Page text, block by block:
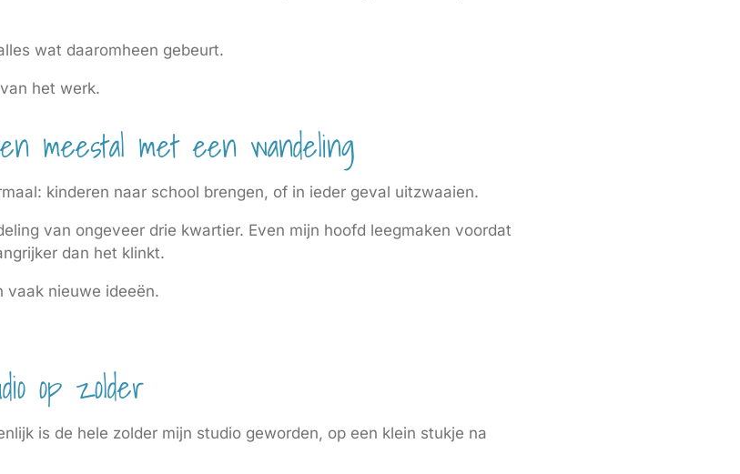
wat daaromheen gebeurt.
het werk.
meestal met een wandeling
kinderen naar school brengen, of in ieder geval uitzwaaien.
van ongeveer drie kwartier. Even mijn hoofd leegmaken voordat
dan het klinkt.
vaak nieuwe ideeën.
op zolder
is de hele zolder mijn studio geworden, op een klein stukje na